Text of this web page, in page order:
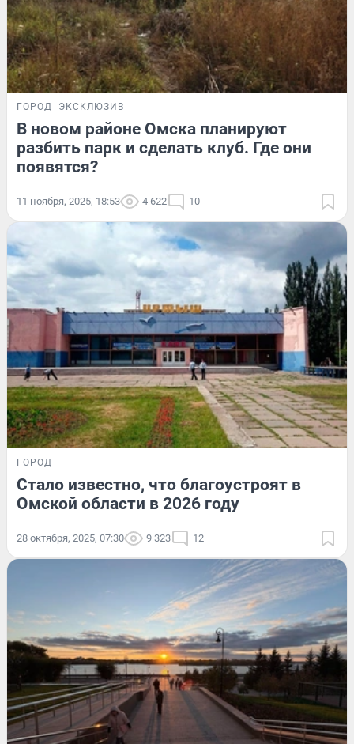
ГОРОД ЭКСКЛЮЗИВ
В новом районе Омска планируют
разбить парк и сделать клуб. Где они
появятся?
11 ноября, 2025, 18:53 4 622 10
ГОРОД
Стало известно, что благоустроят в
Омской области в 2026 году
28 октября, 2025, 07:30 9 323 12